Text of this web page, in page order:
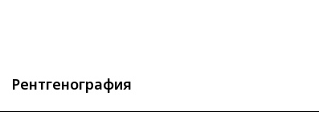
Рентгенография